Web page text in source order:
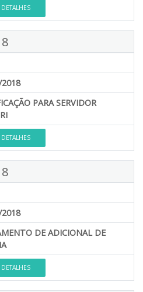
DETALHES
PARA SERVIDOR
DETALHES
DE ADICIONAL DE
DETALHES